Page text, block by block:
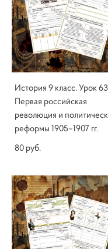
История 9 класс. Урок
Первая российская
революция и
реформы 1905–1907 гг.
80 pуб.